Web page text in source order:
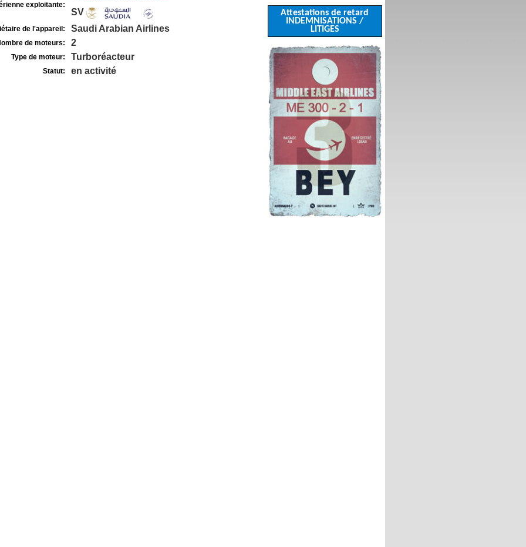
exploitante:
SV
de l'appareil: Saudi Arabian Airlines
de moteurs: 2
Type de moteur: Turboréacteur
Statut: en activité
Attestations de retard
INDEMNISATIONS /
LITIGES